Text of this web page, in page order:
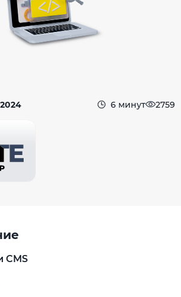
6 минут 2759
CMS